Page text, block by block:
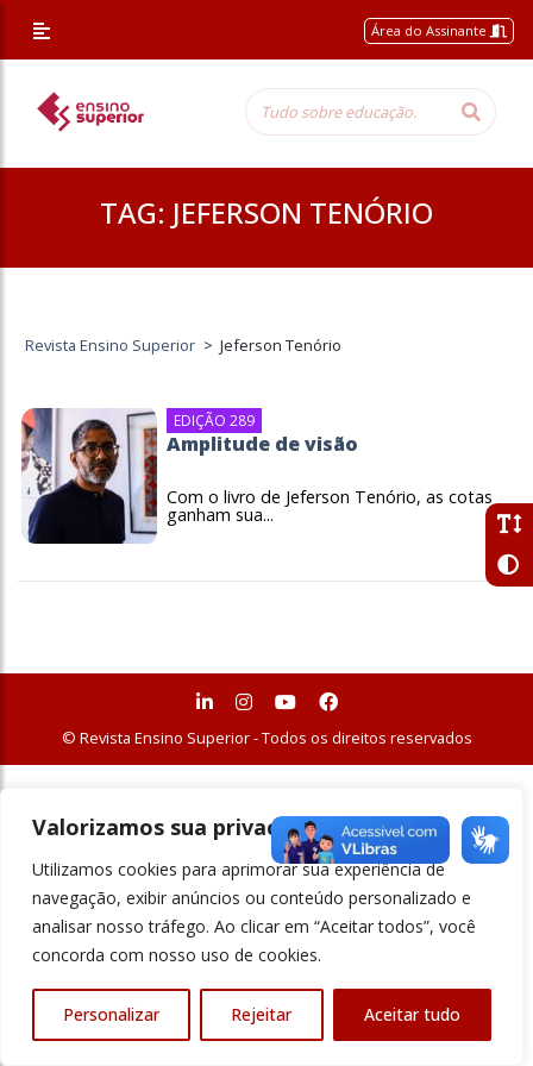
Valorizamos sua privacidade
Utilizamos cookies para aprimorar sua experiência de
navegação, exibir anúncios ou conteúdo personalizado e
analisar nosso tráfego. Ao clicar em “Aceitar todos”, você
concorda com nosso uso de cookies.
Personalizar Rejeitar Aceitar tudo
Área do Assinante
TAG: JEFERSON TENÓRIO
Revista Ensino Superior > Jeferson Tenório
EDIÇÃO 289
Amplitude de visão
Com o livro de Jeferson Tenório, as cotas
ganham sua...
© Revista Ensino Superior - Todos os direitos reservados